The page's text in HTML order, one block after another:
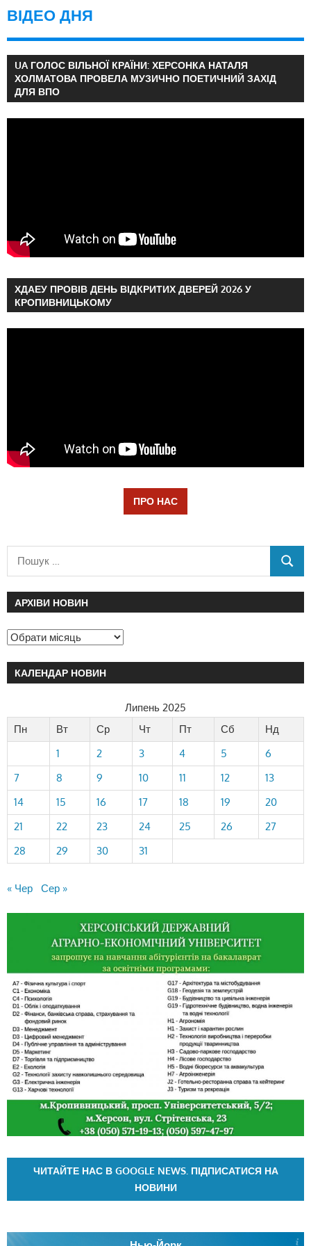
ВІДЕО ДНЯ
UA ГОЛОС ВІЛЬНОЇ КРАЇНИ: ХЕРСОНКА НАТАЛЯ
ХОЛМАТОВА ПРОВЕЛА МУЗИЧНО ПОЕТИЧНИЙ ЗАХІД
ДЛЯ ВПО
ХДАЕУ ПРОВІВ ДЕНЬ ВІДКРИТИХ ДВЕРЕЙ 2026 У
КРОПИВНИЦЬКОМУ
ПРО НАС
АРХІВИ НОВИН
КАЛЕНДАР НОВИН
Липень 2025
Пн
Вт Ср Чт Пт Сб
Нд
1
2 3 4 5
6
7
8 9 10 11 12
13
14
15 16 17 18 19
20
21
22 23 24 25 26
27
28
29 30 31
« Чер Сер »
ЧИТАЙТЕ НАС В GOOGLE NEWS. ПІДПИСАТИСЯ НА
НОВИНИ